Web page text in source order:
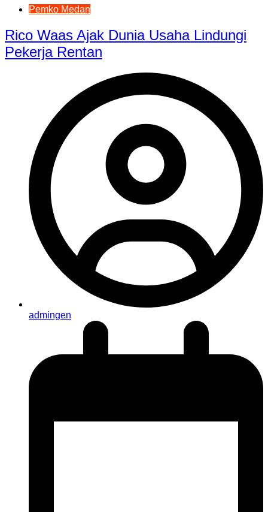
Pemko Medan
Rico Waas Ajak Dunia Usaha Lindungi
Pekerja Rentan
admingen